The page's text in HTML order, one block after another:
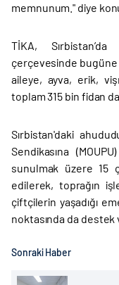
memnunum." diye
TİKA,
çerçevesinde bugüne
aileye, ayva, erik,
toplam 315 bin fidan
Sırbistan'daki
Sendikasına
sunulmak üzere 15
edilerek, toprağın
çiftçilerin yaşadığı
noktasında da destek
Sonraki Haber